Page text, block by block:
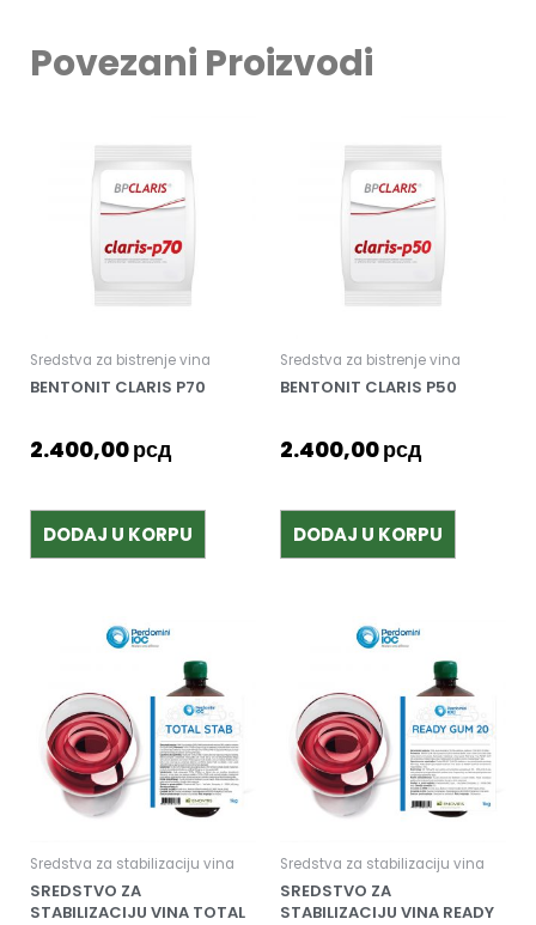
Povezani Proizvodi
Sredstva za bistrenje vina
BENTONIT CLARIS P70
2.400,00рсд
DODAJ U KORPU
Sredstva za bistrenje vina
BENTONIT CLARIS P50
2.400,00рсд
DODAJ U KORPU
Sredstva za stabilizaciju vina
SREDSTVO ZA
STABILIZACIJU VINA TOTAL
Sredstva za stabilizaciju vina
SREDSTVO ZA
STABILIZACIJU VINA READY